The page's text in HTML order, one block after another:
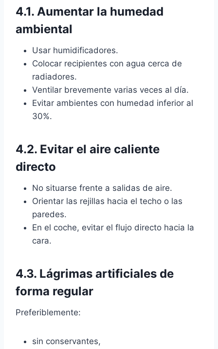
4.1. Aumentar la humedad
ambiental
Usar humidificadores.
Colocar recipientes con agua cerca de
radiadores.
Ventilar brevemente varias veces al día.
Evitar ambientes con humedad inferior al
30%.
4.2. Evitar el aire caliente
directo
No situarse frente a salidas de aire.
Orientar las rejillas hacia el techo o las
paredes.
En el coche, evitar el flujo directo hacia la
cara.
4.3. Lágrimas artificiales de
forma regular
Preferiblemente:
sin conservantes,